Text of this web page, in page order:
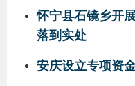
怀宁县石镜乡开
落到实处
安庆设立专项资